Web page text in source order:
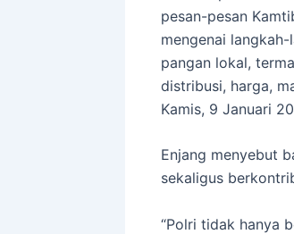
pesan-pesan
mengenai
pangan lokal,
distribusi, harga,
Kamis, 9 Januari
Enjang menyebut
sekaligus
“Polri tidak hanya